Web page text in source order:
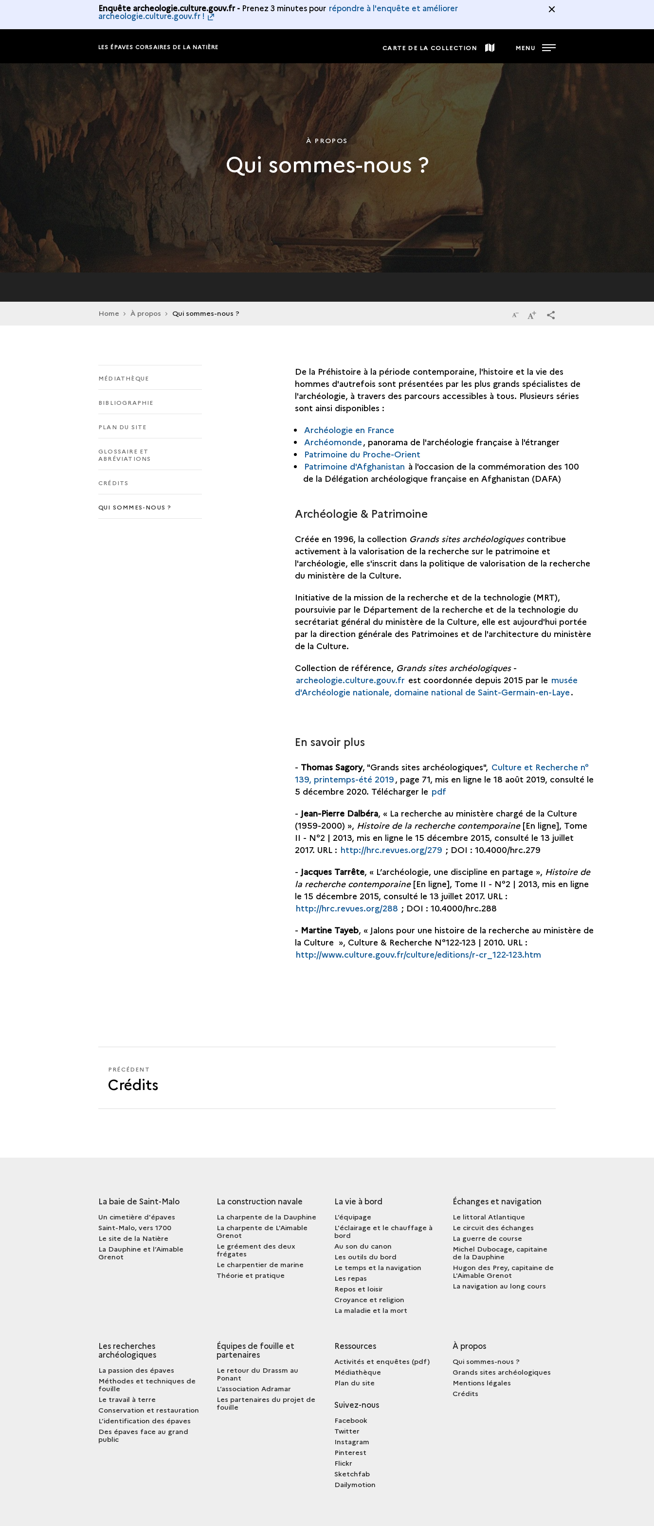
Enquête archeologie.culture.gouv.fr - Prenez 3 minutes pour répondre à l'enquête et améliorer
archeologie.culture.gouv.fr !
LES ÉPAVES CORSAIRES DE LA NATIÈRE CARTE DE LA COLLECTION MENU
À PROPOS
Qui sommes-nous ?
Home À propos Qui sommes-nous ?
Réduire
du
texte
Augmenter
du
texte
terms_trans.social.share
MÉDIATHÈQUE
BIBLIOGRAPHIE
PLAN DU SITE
GLOSSAIRE ET
ABRÉVIATIONS
CRÉDITS
QUI SOMMES-NOUS ?
De la Préhistoire à la période contemporaine, l'histoire et la vie des
hommes d'autrefois sont présentées par les plus grands spécialistes de
l'archéologie, à travers des parcours accessibles à tous. Plusieurs séries
sont ainsi disponibles :
Archéologie en France
Archéomonde, panorama de l'archéologie française à l'étranger
Patrimoine du Proche-Orient
Patrimoine d'Afghanistan à l'occasion de la commémoration des 100
de la Délégation archéologique française en Afghanistan (DAFA)
Archéologie & Patrimoine
Créée en 1996, la collection Grands sites archéologiques contribue
activement à la valorisation de la recherche sur le patrimoine et
l'archéologie, elle s'inscrit dans la politique de valorisation de la recherche
du ministère de la Culture.
Initiative de la mission de la recherche et de la technologie (MRT),
poursuivie par le Département de la recherche et de la technologie du
secrétariat général du ministère de la Culture, elle est aujourd'hui portée
par la direction générale des Patrimoines et de l'architecture du ministère
de la Culture.
Collection de référence, Grands sites archéologiques-
archeologie.culture.gouv.fr est coordonnée depuis 2015 par le musée
d'Archéologie nationale, domaine national de Saint-Germain-en-Laye.
En savoir plus
- Thomas Sagory, "Grands sites archéologiques", Culture et Recherche n°
139, printemps-été 2019, page 71, mis en ligne le 18 août 2019, consulté le
5 décembre 2020. Télécharger le pdf
- Jean-Pierre Dalbéra, « La recherche au ministère chargé de la Culture
(1959-2000) », Histoire de la recherche contemporaine[En ligne], Tome
II - N°2 | 2013, mis en ligne le 15 décembre 2015, consulté le 13 juillet
2017. URL : http://hrc.revues.org/279 ; DOI : 10.4000/hrc.279
- Jacques Tarrête, « L’archéologie, une discipline en partage », Histoire de
la recherche contemporaine[En ligne], Tome II - N°2 | 2013, mis en ligne
le 15 décembre 2015, consulté le 13 juillet 2017. URL :
http://hrc.revues.org/288 ; DOI : 10.4000/hrc.288
- Martine Tayeb, « Jalons pour une histoire de la recherche au ministère de
la Culture », Culture & Recherche N°122-123 | 2010. URL :
http://www.culture.gouv.fr/culture/editions/r-cr_122-123.htm
PRÉCÉDENT
PRÉCÉDENT
Crédits
La baie de Saint-Malo
Un cimetière d'épaves
Saint-Malo, vers 1700
Le site de la Natière
La Dauphine et l’Aimable
Grenot
La construction navale
La charpente de la Dauphine
La charpente de L'Aimable
Grenot
Le gréement des deux
frégates
Le charpentier de marine
Théorie et pratique
La vie à bord
L’équipage
L'éclairage et le chauffage à
bord
Au son du canon
Les outils du bord
Le temps et la navigation
Les repas
Repos et loisir
Croyance et religion
La maladie et la mort
Échanges et navigation
Le littoral Atlantique
Le circuit des échanges
La guerre de course
Michel Dubocage, capitaine
de la Dauphine
Hugon des Prey, capitaine de
L'Aimable Grenot
La navigation au long cours
Les recherches
archéologiques
La passion des épaves
Méthodes et techniques de
fouille
Le travail à terre
Conservation et restauration
L’identification des épaves
Des épaves face au grand
public
Équipes de fouille et
partenaires
Le retour du Drassm au
Ponant
L’association Adramar
Les partenaires du projet de
fouille
Ressources
Activités et enquêtes (pdf)
Médiathèque
Plan du site
À propos
Qui sommes-nous ?
Grands sites archéologiques
Mentions légales
Crédits
Suivez-nous
Facebook
Twitter
Instagram
Pinterest
Flickr
Sketchfab
Dailymotion